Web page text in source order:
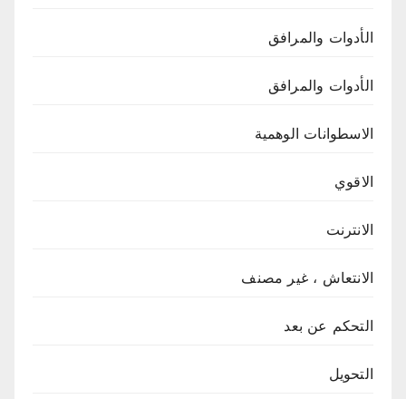
الأدوات والمرافق
الأدوات والمرافق
الاسطوانات الوهمية
الاقوي
الانترنت
الانتعاش ، غير مصنف
التحكم عن بعد
التحويل